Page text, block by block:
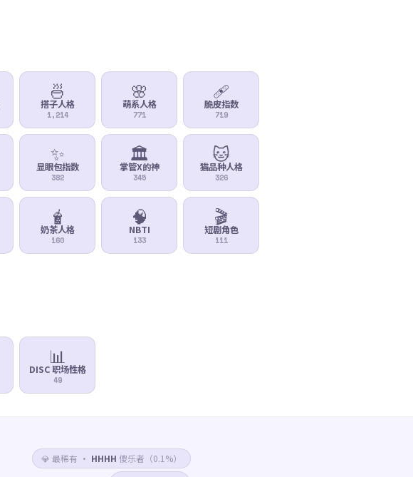
🍜
搭子人格
1,214
🌸
萌系人格
771
🩹
脆皮指数
719
✨
显眼包指数
382
🏛️
掌管X的神
345
🐱
猫品种人格
326
🧋
奶茶人格
160
🧠
NBTI
133
🎬
短剧角色
111
📊
DISC 职场性格
49
💎 最稀有 · HHHH 傻乐者（0.1%）